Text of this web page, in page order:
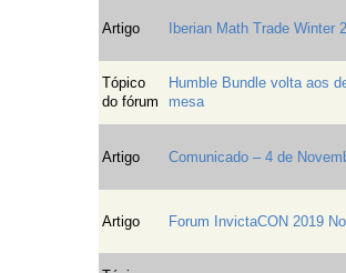
Artigo Iberian Math Trade Winter
Tópico
do fórum
Humble Bundle volta aos
mesa
Artigo Comunicado – 4 de
Artigo Forum InvictaCON 2019